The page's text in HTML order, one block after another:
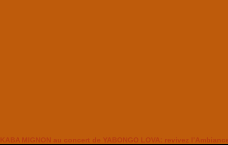
KABA MIGNON au concert de YABONGO LOVA: revivez